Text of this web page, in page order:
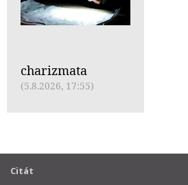
charizmata
(5.8.2026, 17:55)
Citát